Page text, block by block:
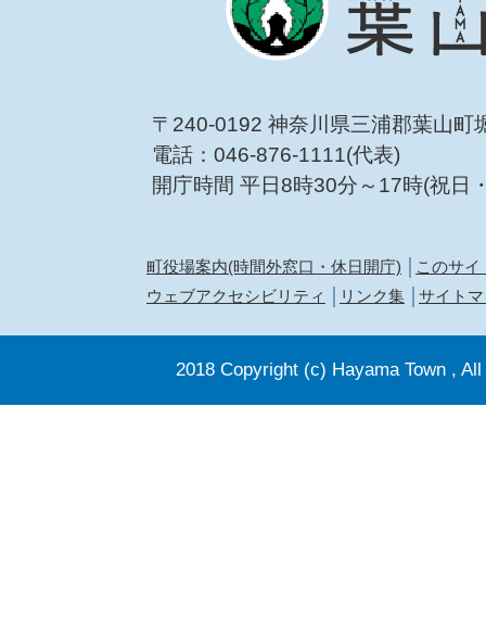
〒240-0192 神奈川県三浦郡葉山町
電話：046-876-1111(代表)
開庁時間 平日8時30分～17時(祝日
町役場案内(時間外窓口・休日開庁)
このサイ
ウェブアクセシビリティ
リンク集 サイト
2018 Copyright (c) Hayama Town ,